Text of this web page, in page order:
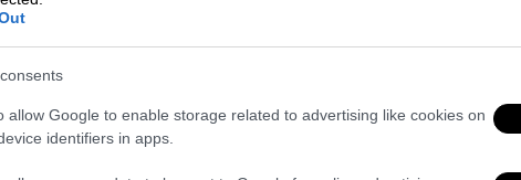
allow Google to enable storage related to advertising like cookies on
identifiers in apps.